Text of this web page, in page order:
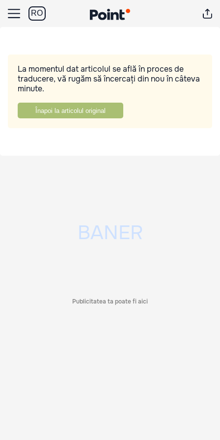
RO
La momentul dat articolul se află în proces de
traducere, vă rugăm să încercați din nou în câteva
minute.
Înapoi la articolul original
Publicitatea ta poate fi aici